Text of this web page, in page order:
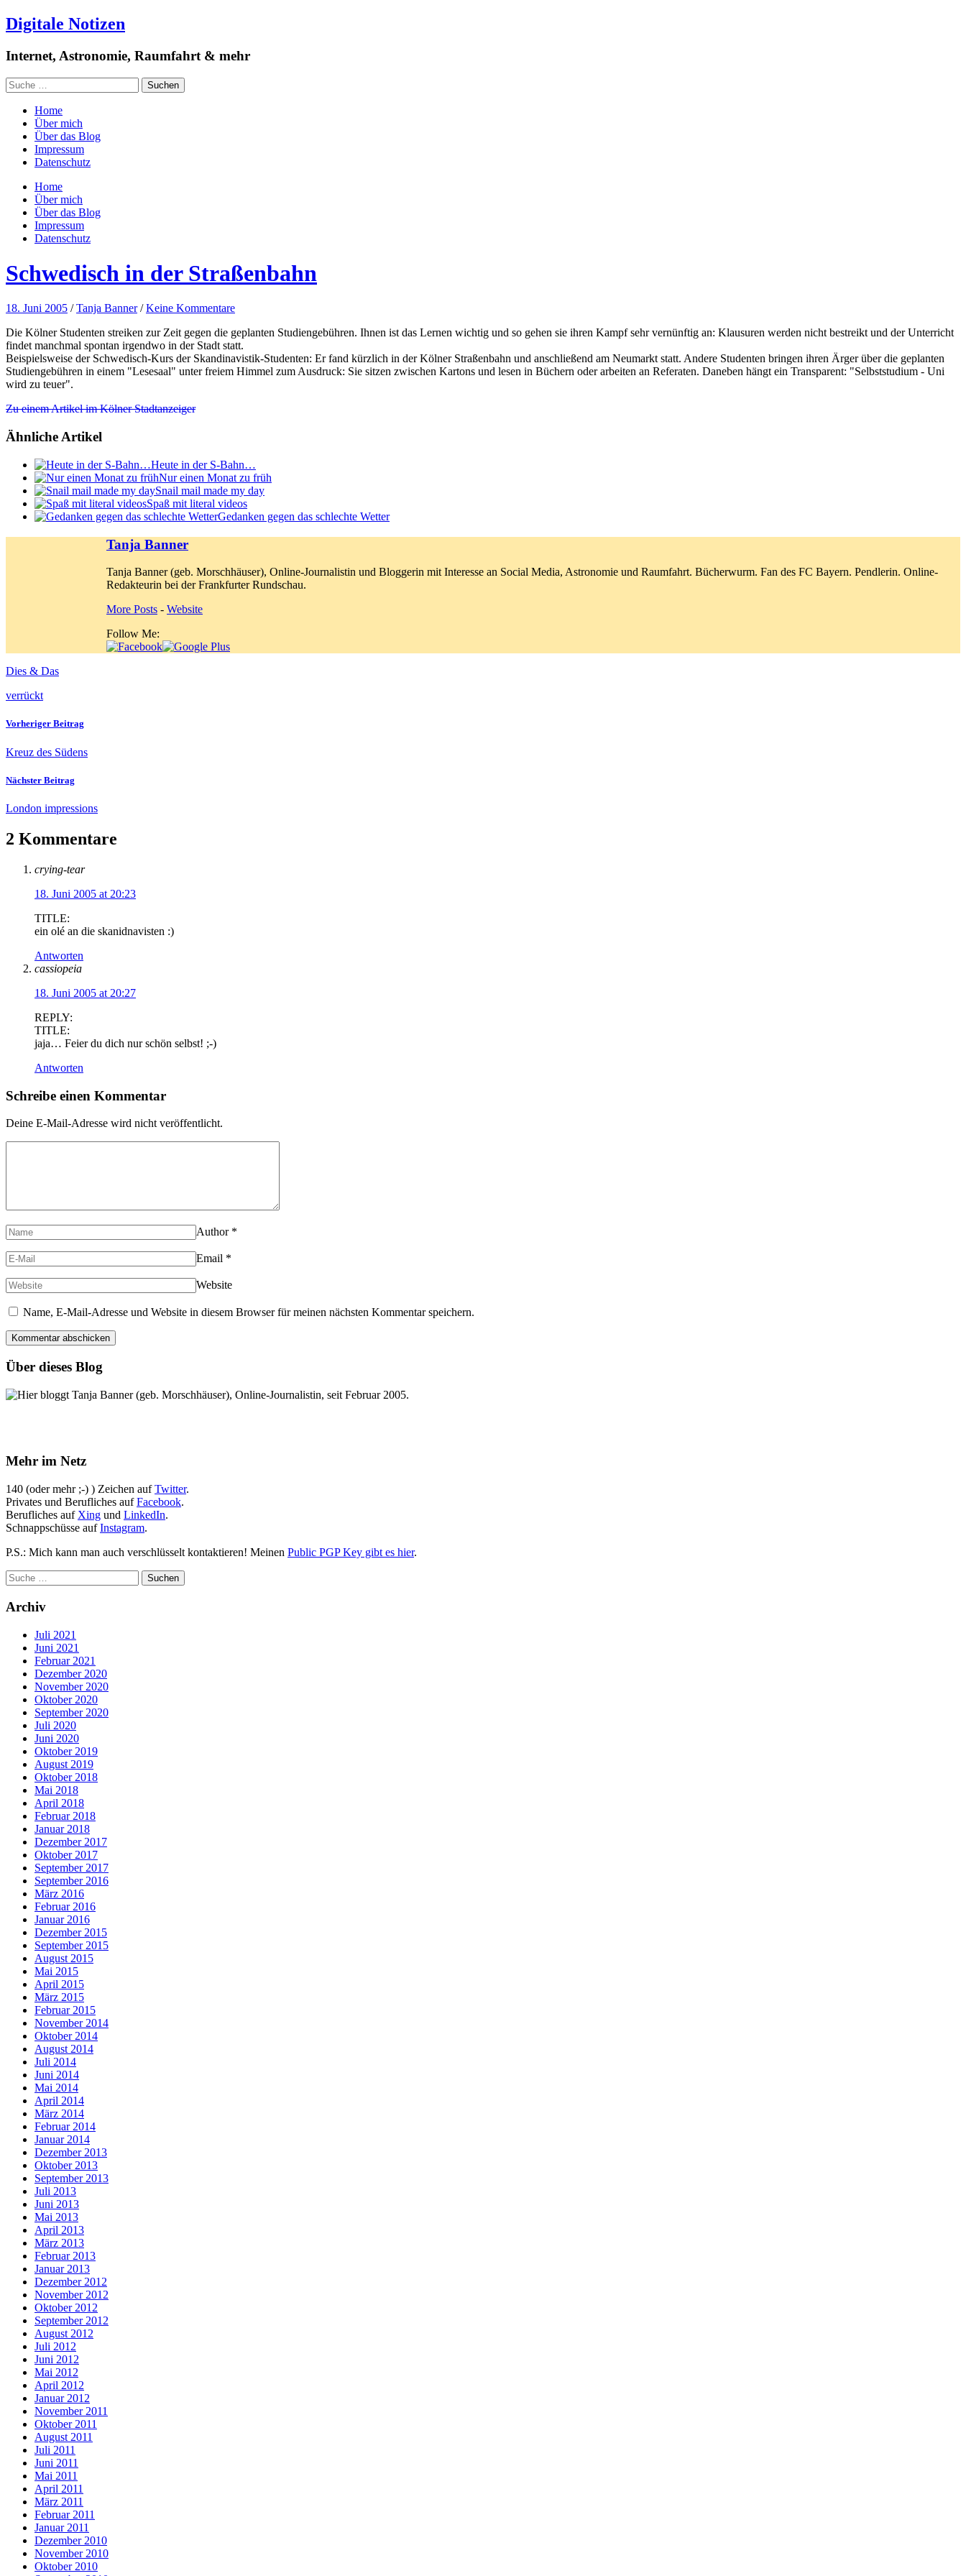
Digitale Notizen
Internet, Astronomie, Raumfahrt & mehr
Home
Über mich
Über das Blog
Impressum
Datenschutz
Home
Über mich
Über das Blog
Impressum
Datenschutz
Schwedisch in der Straßenbahn
18. Juni 2005 /Tanja Banner /Keine Kommentare
Die Kölner Studenten streiken zur Zeit gegen die geplanten Studiengebühren. Ihnen ist das Lernen wichtig und so gehen sie ihren Kampf sehr vernünftig an: Klausuren werden nicht bestreikt und der Unterricht
findet manchmal spontan irgendwo in der Stadt statt.
Beispielsweise der Schwedisch-Kurs der Skandinavistik-Studenten: Er fand kürzlich in der Kölner Straßenbahn und anschließend am Neumarkt statt. Andere Studenten bringen ihren Ärger über die geplanten
Studiengebühren in einem "Lesesaal" unter freiem Himmel zum Ausdruck: Sie sitzen zwischen Kartons und lesen in Büchern oder arbeiten an Referaten. Daneben hängt ein Transparent: "Selbststudium - Uni
wird zu teuer".
Zu einem Artikel im Kölner Stadtanzeiger
Ähnliche Artikel
Heute in der S-Bahn…
Nur einen Monat zu früh
Snail mail made my day
Spaß mit literal videos
Gedanken gegen das schlechte Wetter
Tanja Banner
Tanja Banner (geb. Morschhäuser), Online-Journalistin und Bloggerin mit Interesse an Social Media, Astronomie und Raumfahrt. Bücherwurm. Fan des FC Bayern. Pendlerin. Online-
Redakteurin bei der Frankfurter Rundschau.
More Posts - Website
Follow Me:
Dies & Das
verrückt
Vorheriger Beitrag
Kreuz des Südens
Nächster Beitrag
London impressions
2 Kommentare
crying-tear
18. Juni 2005 at 20:23
TITLE:
ein olé an die skanidnavisten :)
Antworten
cassiopeia
18. Juni 2005 at 20:27
REPLY:
TITLE:
jaja… Feier du dich nur schön selbst! ;-)
Antworten
Schreibe einen Kommentar
Deine E-Mail-Adresse wird nicht veröffentlicht.
Author *
Email *
Website
Name, E-Mail-Adresse und Website in diesem Browser für meinen nächsten Kommentar speichern.
Über dieses Blog
Hier bloggt Tanja Banner (geb. Morschhäuser), Online-Journalistin, seit Februar 2005.
Mehr im Netz
140 (oder mehr ;-) ) Zeichen aufTwitter.
Privates und Berufliches aufFacebook.
Berufliches auf Xing und LinkedIn.
Schnappschüsse aufInstagram.
P.S.: Mich kann man auch verschlüsselt kontaktieren! Meinen Public PGP Key gibt es hier.
Archiv
Juli 2021
Juni 2021
Februar 2021
Dezember 2020
November 2020
Oktober 2020
September 2020
Juli 2020
Juni 2020
Oktober 2019
August 2019
Oktober 2018
Mai 2018
April 2018
Februar 2018
Januar 2018
Dezember 2017
Oktober 2017
September 2017
September 2016
März 2016
Februar 2016
Januar 2016
Dezember 2015
September 2015
August 2015
Mai 2015
April 2015
März 2015
Februar 2015
November 2014
Oktober 2014
August 2014
Juli 2014
Juni 2014
Mai 2014
April 2014
März 2014
Februar 2014
Januar 2014
Dezember 2013
Oktober 2013
September 2013
Juli 2013
Juni 2013
Mai 2013
April 2013
März 2013
Februar 2013
Januar 2013
Dezember 2012
November 2012
Oktober 2012
September 2012
August 2012
Juli 2012
Juni 2012
Mai 2012
April 2012
Januar 2012
November 2011
Oktober 2011
August 2011
Juli 2011
Juni 2011
Mai 2011
April 2011
März 2011
Februar 2011
Januar 2011
Dezember 2010
November 2010
Oktober 2010